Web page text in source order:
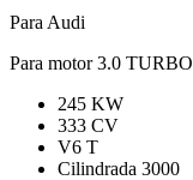
Para Audi
Para motor 3.0 TURBO
245 KW
333 CV
V6 T
Cilindrada 3000